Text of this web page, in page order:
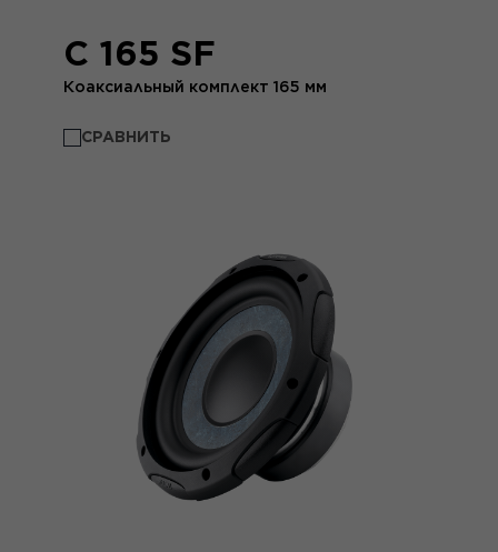
C 165 SF
Коаксиальный комплект 165 мм
СРАВНИТЬ